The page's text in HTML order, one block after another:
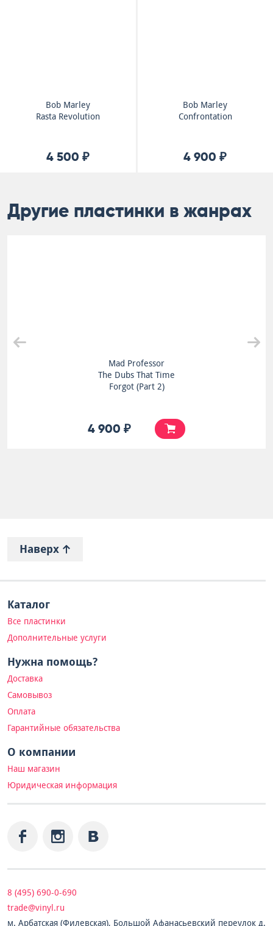
Bob Marley
Rasta Revolution
4 500 ₽
Bob Marley
Confrontation
4 900 ₽
Другие пластинки в жанрах
Mad Professor
The Dubs That Time
Forgot (Part 2)
4 900 ₽
Наверх
Каталог
Все пластинки
Дополнительные услуги
Нужна помощь?
Доставка
Самовывоз
Оплата
Гарантийные обязательства
О компании
Наш магазин
Юридическая информация
8 (495) 690-0-690
trade@vinyl.ru
м. Арбатская (Филевская), Большой Афанасьевский переулок д.